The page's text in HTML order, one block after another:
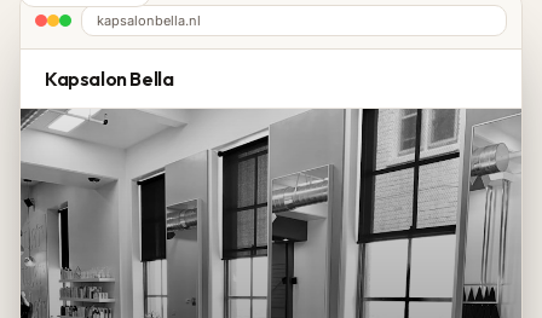
kapsalonbella.nl
Kapsalon Bella